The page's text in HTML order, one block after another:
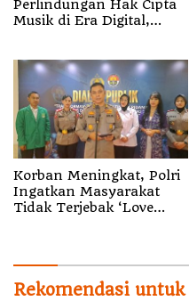
Perlindungan Hak Cipta
Musik di Era Digital,
Penguatan Royalti
Korban Meningkat, Polri
Ingatkan Masyarakat
Tidak Terjebak ‘Love
Rekomendasi